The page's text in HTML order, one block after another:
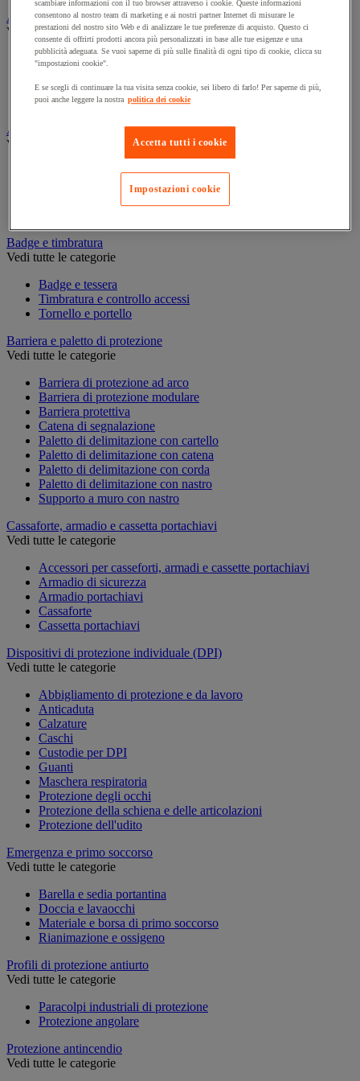
Assorbente industriale
Vedi tutte le categorie
Assorbente
perdite
Contenitore e solvente per sgrassaggio
Attrezzatura e mobili per studi medici
Vedi tutte le categorie
Armadietto pronto soccorso
Lettino, paravento e sedia per studi medici
Badge e timbratura
Vedi tutte le categorie
Badge e tessera
Timbratura e controllo accessi
Tornello e portello
Barriera e paletto di protezione
Vedi tutte le categorie
Barriera di protezione ad arco
Barriera di protezione modulare
Barriera protettiva
Catena di segnalazione
Paletto di delimitazione con cartello
Paletto di delimitazione con catena
Paletto di delimitazione con corda
Paletto di delimitazione con nastro
Supporto a muro con nastro
Cassaforte, armadio e cassetta portachiavi
Vedi tutte le categorie
Accessori per casseforti, armadi e cassette portachiavi
Armadio di sicurezza
Armadio portachiavi
Cassaforte
Cassetta portachiavi
Dispositivi di protezione individuale (DPI)
Vedi tutte le categorie
Abbigliamento di protezione e da lavoro
Anticaduta
Calzature
Caschi
Custodie per DPI
Guanti
Maschera respiratoria
Protezione degli occhi
Protezione della schiena e delle articolazioni
Protezione dell'udito
Emergenza e primo soccorso
Vedi tutte le categorie
Barella e sedia portantina
Doccia e lavaocchi
Materiale e borsa di primo soccorso
Rianimazione e ossigeno
Profili di protezione antiurto
Vedi tutte le categorie
Paracolpi industriali di protezione
Protezione angolare
Protezione antincendio
Vedi tutte le categorie
scambiare informazioni con il tuo browser attraverso i cookie. Queste informazioni
consentono al nostro team di marketing e ai nostri partner Internet di misurare le
prestazioni del nostro sito Web e di analizzare le tue preferenze di acquisto. Questo ci
consente di offrirti prodotti ancora più personalizzati in base alle tue esigenze e una
pubblicità adeguata. Se vuoi saperne di più sulle finalità di ogni tipo di cookie, clicca su
"impostazioni cookie".
E se scegli di continuare la tua visita senza cookie, sei libero di farlo! Per saperne di più,
puoi anche leggere la nostra politica dei cookie
Accetta tutti i cookie
Impostazioni cookie